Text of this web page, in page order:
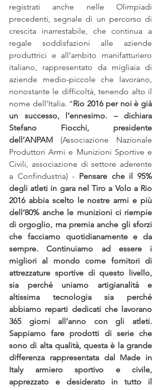
registrati anche nelle Olimpiadi
precedenti, segnale di un percorso di
crescita inarrestabile, che continua a
regale soddisfazioni alle aziende
produttrici e all’ambito manifatturiero
italiano, rappresentato da migliaia di
aziende medio-piccole che lavorano,
nonostante le difficoltà, tenendo alto il
nome dell’Italia. “Rio 2016 per noi è già
un successo, l’ennesimo. – dichiara
Stefano Fiocchi, presidente
dell’ANPAM (Associazione Nazionale
Produttori Armi e Munizioni Sportive e
Civili, associazione di settore aderente
a Confindustria) - Pensare che il 95%
degli atleti in gara nel Tiro a Volo a Rio
2016 abbia scelto le nostre armi e più
dell‘80% anche le munizioni ci riempie
di orgoglio, ma premia anche gli sforzi
che facciamo quotidianamente e da
sempre. Continuiamo ad essere i
migliori al mondo come fornitori di
attrezzature sportive di questo livello,
sia perché uniamo artigianalità e
altissima tecnologia sia perché
abbiamo reparti dedicati che lavorano
365 giorni all’anno con gli atleti.
Sappiamo fare prodotti di serie che
sono di alta qualità, questa è la grande
differenza rappresentata dal Made in
Italy armiero sportivo e civile,
apprezzato e desiderato in tutto il